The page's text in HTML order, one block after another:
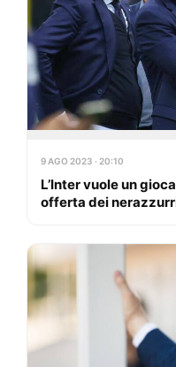
9 AGO 2023 · 20:10
L’Inter vuole un
offerta dei